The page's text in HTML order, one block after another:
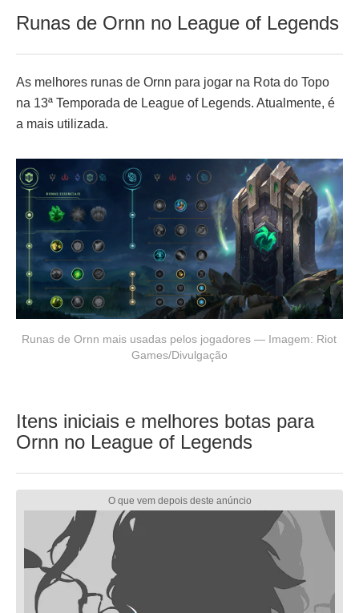
Runas de Ornn no League of Legends
As melhores runas de Ornn para jogar na Rota do Topo
na 13ª Temporada de League of Legends. Atualmente, é
a mais utilizada.
Runas de Ornn mais usadas pelos jogadores — Imagem: Riot
Games/Divulgação
Itens iniciais e melhores botas para
Ornn no League of Legends